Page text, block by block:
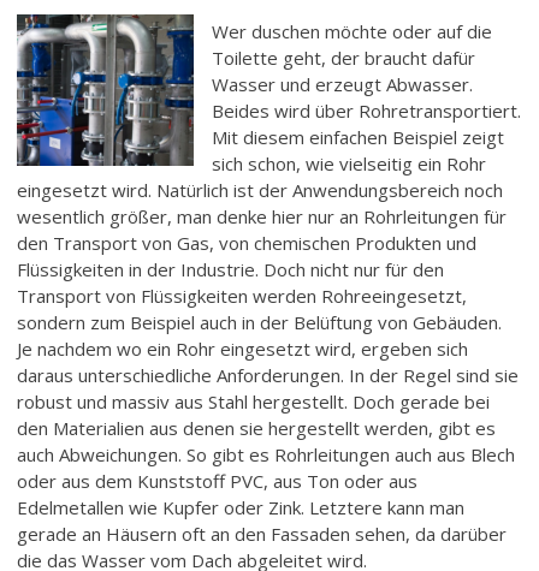
Wer duschen möchte oder auf die
Toilette geht, der braucht dafür
Wasser und erzeugt Abwasser.
Beides wird über Rohretransportiert.
Mit diesem einfachen Beispiel zeigt
sich schon, wie vielseitig ein Rohr
eingesetzt wird. Natürlich ist der Anwendungsbereich noch
wesentlich größer, man denke hier nur an Rohrleitungen für
den Transport von Gas, von chemischen Produkten und
Flüssigkeiten in der Industrie. Doch nicht nur für den
Transport von Flüssigkeiten werden Rohreeingesetzt,
sondern zum Beispiel auch in der Belüftung von Gebäuden.
Je nachdem wo ein Rohr eingesetzt wird, ergeben sich
daraus unterschiedliche Anforderungen. In der Regel sind sie
robust und massiv aus Stahl hergestellt. Doch gerade bei
den Materialien aus denen sie hergestellt werden, gibt es
auch Abweichungen. So gibt es Rohrleitungen auch aus Blech
oder aus dem Kunststoff PVC, aus Ton oder aus
Edelmetallen wie Kupfer oder Zink. Letztere kann man
gerade an Häusern oft an den Fassaden sehen, da darüber
die das Wasser vom Dach abgeleitet wird.